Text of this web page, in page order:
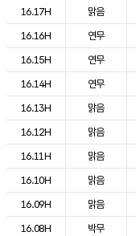
16.17H
맑음
16.16H
연무
16.15H
연무
16.14H
연무
16.13H
맑음
16.12H
맑음
16.11H
맑음
16.10H
맑음
16.09H
맑음
16.08H
박무